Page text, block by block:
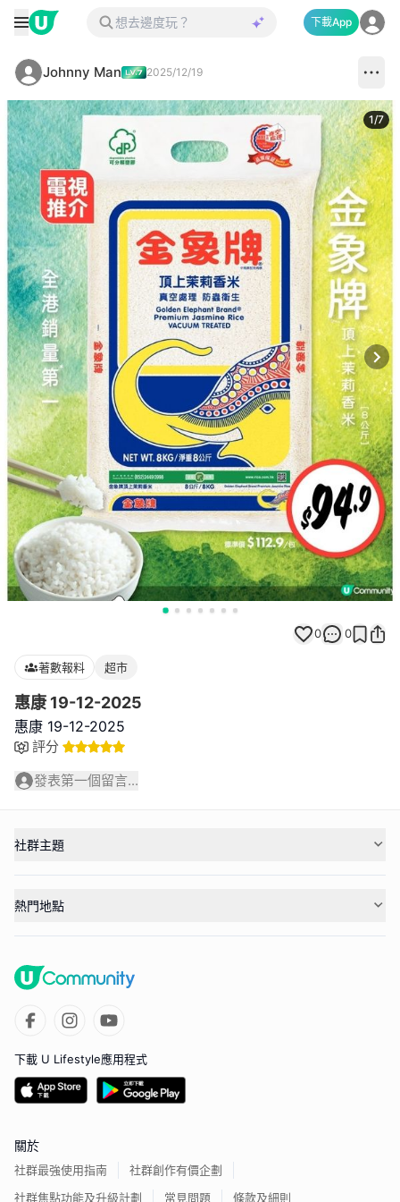
下載App
Johnny Man 2025/12/19
1/7
0 0
著數報料 超市
惠康 19-12-2025
惠康 19-12-2025
評分
發表第一個留言...
社群主題
熱門地點
下載 U Lifestyle應用程式
關於
社群最強使用指南
社群創作有價企劃
社群焦點功能及升級計劃
常見問題 條款及細則